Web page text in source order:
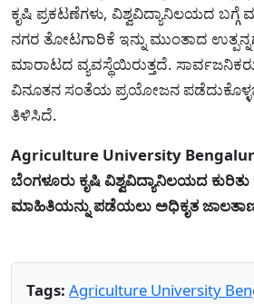
ಕೃಷಿ ಪ್ರಕಟಣೆಗಳು, ವಿಶ್ವವಿದ್ಯಾನಿಲಯದ
ನಗರ ತೋಟಗಾರಿಕೆ ಇನ್ನು ಮುಂತಾದ
ಮಾರಾಟದ ವ್ಯವಸ್ಥೆಯಿರುತ್ತದೆ.
ವಿನೂತನ ಸಂತೆಯ ಪ್ರಯೋಜನ
ತಿಳಿಸಿದೆ.
Agriculture University
ಬೆಂಗಳೂರು ಕೃಷಿ ವಿಶ್ವವಿದ್ಯಾನಿಲಯದ ಕುರಿತು
ಮಾಹಿತಿಯನ್ನು ಪಡೆಯಲು ಅಧಿಕೃತ
Tags: Agriculture University